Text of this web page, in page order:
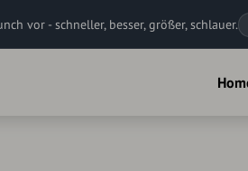
vor - schneller, besser, größer, schlauer.